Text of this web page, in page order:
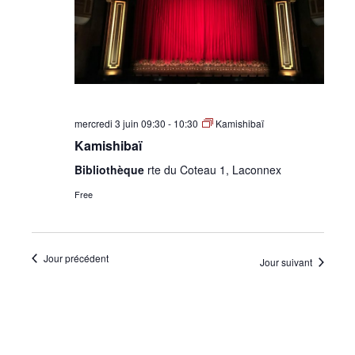
mercredi 3 juin 09:30 - 10:30 Kamishibaï
Kamishibaï
Bibliothèque rte du Coteau 1, Laconnex
Free
Jour précédent Jour suivant